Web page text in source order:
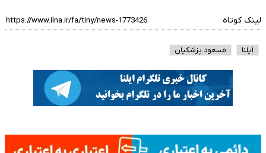
لینک کوتاه
ایلنا مسعود پزشکیان